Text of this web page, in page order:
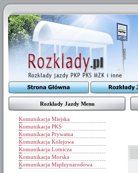
Rozkłady Jazdy Menu
Komunikacja Miejska
Komunikacja PKS
Komunikacja Prywatna
Komunikacja Kolejowa
Komunikacja Lotnicza
Komunikacja Morska
Komunikacja Międzynarodowa